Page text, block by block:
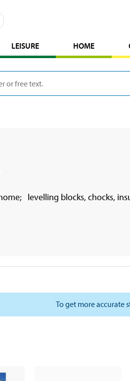
LEISURE HOME
levelling blocks, chocks,
To get more accurate